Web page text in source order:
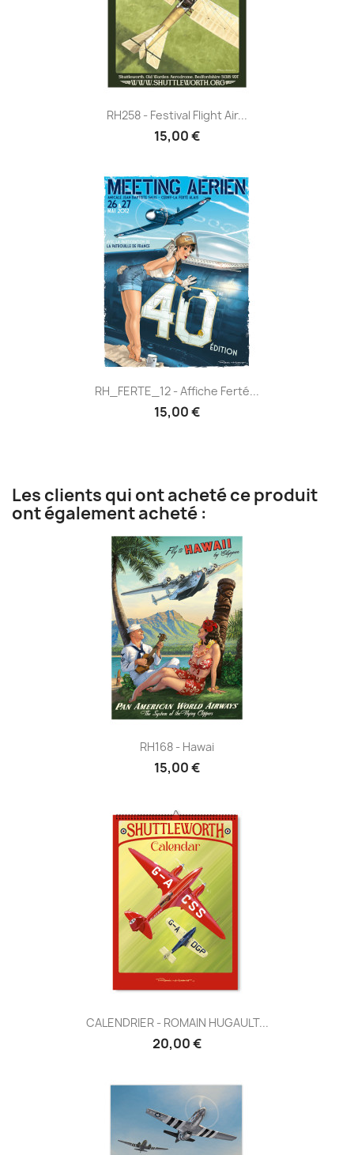
RH258 - Festival Flight Air...
15,00 €
RH_FERTE_12 - Affiche Ferté...
15,00 €
Les clients qui ont acheté ce produit
ont également acheté :
RH168 - Hawai
15,00 €
CALENDRIER - ROMAIN HUGAULT...
20,00 €